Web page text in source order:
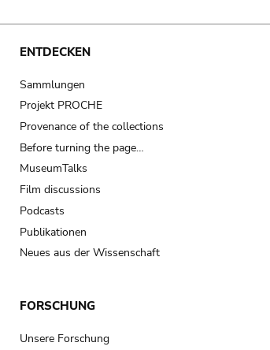
ENTDECKEN
Sammlungen
Projekt PROCHE
Provenance of the collections
Before turning the page…
MuseumTalks
Film discussions
Podcasts
Publikationen
Neues aus der Wissenschaft
FORSCHUNG
Unsere Forschung